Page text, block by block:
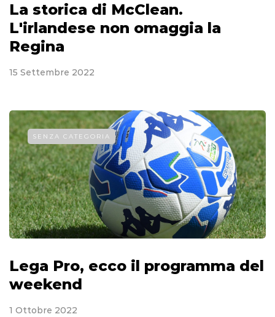
La storica di McClean.
L'irlandese non omaggia la
Regina
15 Settembre 2022
SENZA CATEGORIA
Lega Pro, ecco il programma del
weekend
1 Ottobre 2022